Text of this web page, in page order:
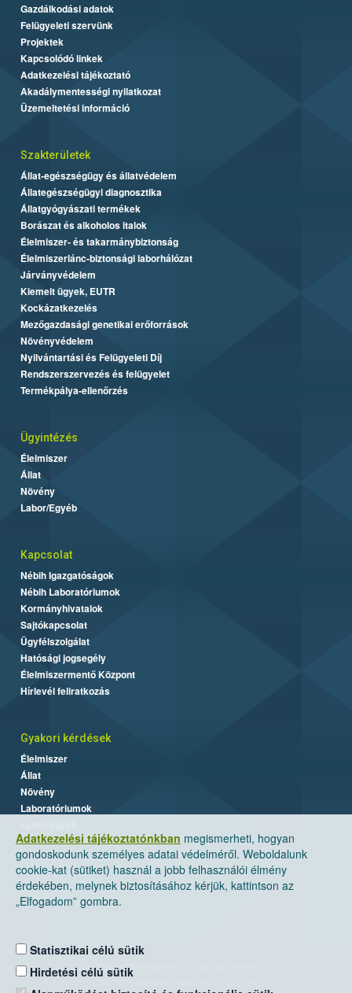
Adatkezelési tájékoztatónkban megismerheti, hogyan
gondoskodunk személyes adatai védelméről. Weboldalunk
cookie-kat (sütiket) használ a jobb felhasználói élmény
érdekében, melynek biztosításához kérjük, kattintson az
„Elfogadom” gombra.
Statisztikai célú sütik
Hirdetési célú sütik
Gazdálkodási adatok
Felügyeleti szervünk
Projektek
Kapcsolódó linkek
Adatkezelési tájékoztató
Akadálymentességi nyilatkozat
Üzemeltetési információ
Szakterületek
Állat-egészségügy és állatvédelem
Állategészségügyi diagnosztika
Állatgyógyászati termékek
Borászat és alkoholos italok
Élelmiszer- és takarmánybiztonság
Élelmiszerlánc-biztonsági laborhálózat
Járványvédelem
Kiemelt ügyek, EUTR
Kockázatkezelés
Mezőgazdasági genetikai erőforrások
Növényvédelem
Nyilvántartási és Felügyeleti Díj
Rendszerszervezés és felügyelet
Termékpálya-ellenőrzés
Ügyintézés
Élelmiszer
Állat
Növény
Labor/Egyéb
Kapcsolat
Nébih Igazgatóságok
Nébih Laboratóriumok
Kormányhivatalok
Sajtókapcsolat
Ügyfélszolgálat
Hatósági jogsegély
Élelmiszermentő Központ
Hírlevél feliratkozás
Gyakori kérdések
Élelmiszer
Állat
Növény
Laboratóriumok
Nemzeti Élelmiszerlánc-biztonsági Hivatal